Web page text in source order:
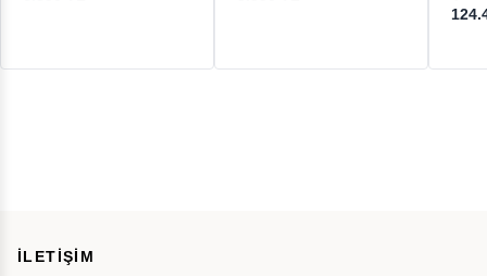
İLETİŞİM